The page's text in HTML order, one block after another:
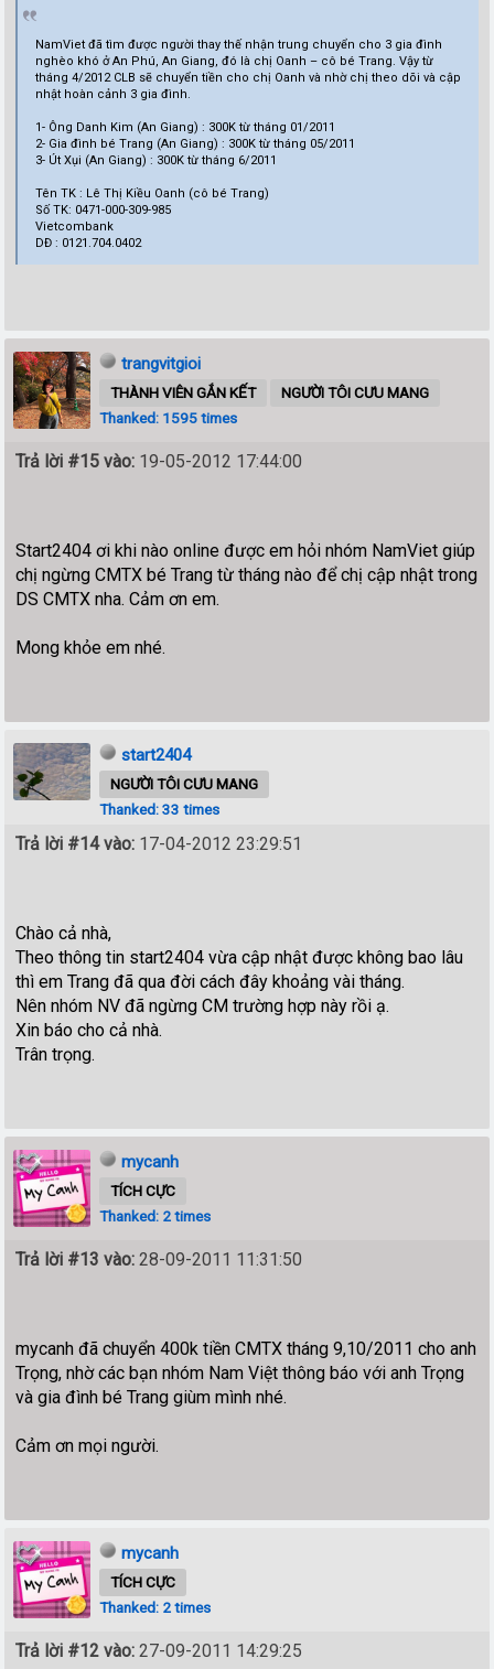
NamViet đã tìm được người thay thế nhận trung chuyển cho 3 gia đình
nghèo khó ở An Phú, An Giang, đó là chị Oanh – cô bé Trang. Vậy từ
tháng 4/2012 CLB sẽ chuyển tiền cho chị Oanh và nhờ chị theo dõi và cập
nhật hoàn cảnh 3 gia đình.
1- Ông Danh Kim (An Giang) : 300K từ tháng 01/2011
2- Gia đình bé Trang (An Giang) : 300K từ tháng 05/2011
3- Út Xụi (An Giang) : 300K từ tháng 6/2011
Tên TK : Lê Thị Kiều Oanh (cô bé Trang)
Số TK: 0471-000-309-985
Vietcombank
DĐ : 0121.704.0402
trangvitgioi
THÀNH VIÊN GẮN KẾT
NGƯỜI TÔI CƯU MANG
Thanked: 1595 times
Trả lời #15 vào: 19-05-2012 17:44:00
Start2404 ơi khi nào online được em hỏi nhóm NamViet giúp
chị ngừng CMTX bé Trang từ tháng nào để chị cập nhật trong
DS CMTX nha. Cảm ơn em.
Mong khỏe em nhé.
start2404
NGƯỜI TÔI CƯU MANG
Thanked: 33 times
Trả lời #14 vào: 17-04-2012 23:29:51
Chào cả nhà,
Theo thông tin start2404 vừa cập nhật được không bao lâu
thì em Trang đã qua đời cách đây khoảng vài tháng.
Nên nhóm NV đã ngừng CM trường hợp này rồi ạ.
Xin báo cho cả nhà.
Trân trọng.
mycanh
TÍCH CỰC
Thanked: 2 times
Trả lời #13 vào: 28-09-2011 11:31:50
mycanh đã chuyển 400k tiền CMTX tháng 9,10/2011 cho anh
Trọng, nhờ các bạn nhóm Nam Việt thông báo với anh Trọng
và gia đình bé Trang giùm mình nhé.
Cảm ơn mọi người.
mycanh
TÍCH CỰC
Thanked: 2 times
Trả lời #12 vào: 27-09-2011 14:29:25